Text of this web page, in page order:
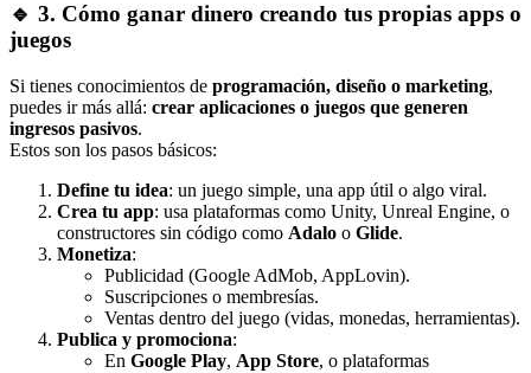
🔹 3. Cómo ganar dinero creando tus propias apps o
juegos
Si tienes conocimientos de programación, diseño o marketing,
puedes ir más allá: crear aplicaciones o juegos que generen
ingresos pasivos.
Estos son los pasos básicos:
Define tu idea: un juego simple, una app útil o algo viral.
Crea tu app: usa plataformas como Unity, Unreal Engine, o
constructores sin código como Adalo o Glide.
Monetiza:
Publicidad (Google AdMob, AppLovin).
Suscripciones o membresías.
Ventas dentro del juego (vidas, monedas, herramientas).
Publica y promociona:
En Google Play, App Store, o plataformas